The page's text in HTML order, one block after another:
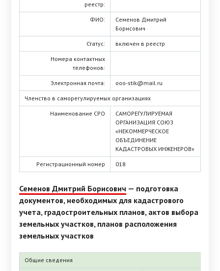
реестр:
ФИО:
Семенов Дмитрий
Борисович
Статус: включен в реестр
Номера контактных
телефонов:
Электронная почта: ooo-stik@mail.ru
Членство в саморегулируемых организациях
Наименование СРО
САМОРЕГУЛИРУЕМАЯ
ОРГАНИЗАЦИЯ СОЮЗ
«НЕКОММЕРЧЕСКОЕ
ОБЪЕДИНЕНИЕ
КАДАСТРОВЫХ ИНЖЕНЕРОВ»
Регистрационный номер 018
Семенов Дмитрий Борисович — подготовка
документов, необходимых для кадастрового
учета, градостроительных планов, актов выбора
земельных участков, планов расположения
земельных участков
Общие сведения